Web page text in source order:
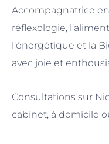
Accompagnatrice
réflexologie,
l’énergétique et la
avec joie et
Consultations sur
cabinet, à domicile